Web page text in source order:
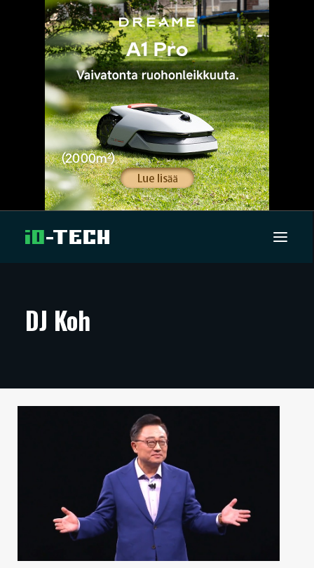
ARTIKKELIT
TECHBBS
VAIHDA TEEMA
DJ Koh